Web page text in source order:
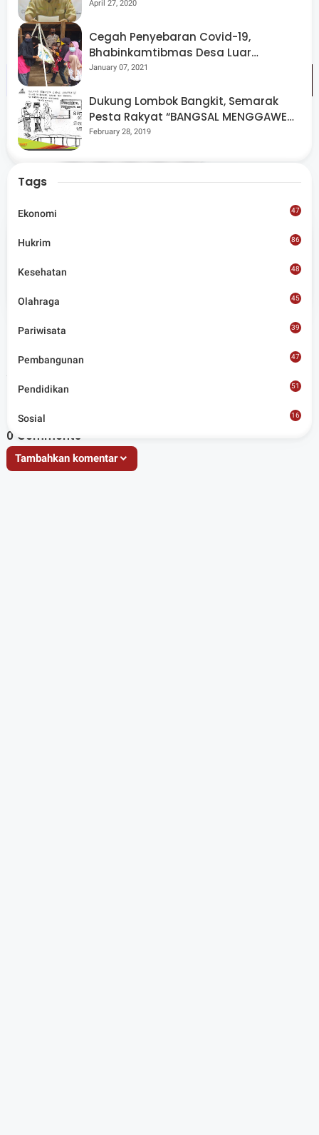
"Saat ini skala prioritas kita bukan sepak bola", jelasnya.
(dune).
Share
Artikel Terkait
0 Comments
Tambahkan komentar
April 27, 2020
Cegah Penyebaran Covid-19,
Bhabinkamtibmas Desa Luar
Pantau Kegiatan Posyandu
January 07, 2021
Dukung Lombok Bangkit, Semarak
Pesta Rakyat “BANGSAL MENGGAWE”
Kembali Digelar Para Seniman Di
February 28, 2019
Tags
Ekonomi 47
Hukrim 86
Kesehatan 48
Olahraga 45
Pariwisata 39
Pembangunan 47
Pendidikan 51
Sosial
16